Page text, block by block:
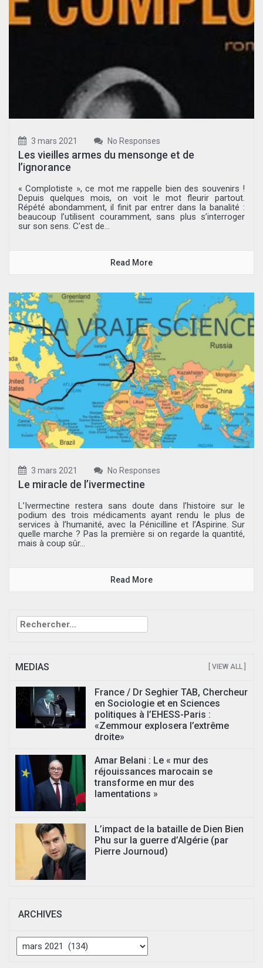
3 mars 2021 No Responses
Les vieilles armes du mensonge et de
l’ignorance
« Complotiste », ce mot me rappelle bien des souvenirs !
Depuis quelques mois, on voit le mot fleurir partout.
Répété abondamment, il finit par entrer dans la banalité :
beaucoup l’utilisent couramment, sans plus s’interroger
sur son sens. C’est de...
Read More
3 mars 2021 No Responses
Le miracle de l’ivermectine
L’Ivermectine restera sans doute dans l’histoire sur le
podium des trois médicaments ayant rendu le plus de
services à l’humanité, avec la Pénicilline et l’Aspirine. Sur
quelle marche ? Pas la première si on regarde la quantité,
mais à coup sûr...
Read More
Rechercher :
MEDIAS [ VIEW ALL ]
France / Dr Seghier TAB, Chercheur
en Sociologie et en Sciences
politiques à l’EHESS-Paris :
«Zemmour explosera l’extrême
droite»
Amar Belani : Le « mur des
réjouissances marocain se
transforme en mur des
lamentations »
L’impact de la bataille de Dien Bien
Phu sur la guerre d’Algérie (par
Pierre Journoud)
ARCHIVES
Archives